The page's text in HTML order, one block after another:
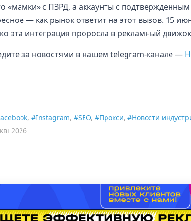
«мамки» с ПЗРД, а аккаунты с
— как рынок ответит на этот вызов. 15
эта интеграция проросла в рекламный
за новостями в нашем telegram-канале —
, #Instagram, #SEO, #Прокси, #Новости
2026